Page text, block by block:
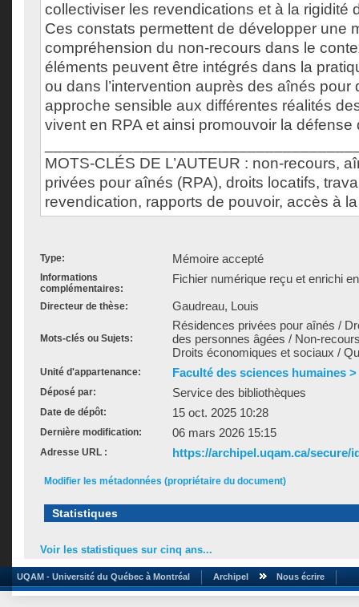
collectiviser les revendications et à la rigidité
Ces constats permettent de développer une
compréhension du non-recours dans le
éléments peuvent être intégrés dans la
ou dans l’intervention auprès des aînés pour
approche sensible aux différentes réalités
vivent en RPA et ainsi promouvoir la défense
MOTS-CLÉS DE L’AUTEUR : non-recours,
privées pour aînés (RPA), droits locatifs,
revendication, rapports de pouvoir, accès à
Type: Mémoire accepté
Informations
complémentaires:
Fichier numérique reçu et enrichi
Directeur de thèse: Gaudreau, Louis
Mots-clés ou Sujets:
Résidences privées pour aînés /
des personnes âgées / Non-
Droits économiques et sociaux /
Unité d'appartenance: Faculté des sciences humaines
Déposé par: Service des bibliothèques
Date de dépôt: 15 oct. 2025 10:28
Dernière modification: 06 mars 2026 15:15
Adresse URL : https://archipel.uqam.ca/secure/
Modifier les métadonnées (propriétaire du document)
Statistiques
Voir les statistiques sur cinq ans...
UQAM - Université du Québec à Montréal Archipel Nous écrire